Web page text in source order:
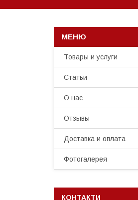
Товары и услуги
Статьи
О нас
Отзывы
Доставка и оплата
Фотогалерея
КОНТАКТИ